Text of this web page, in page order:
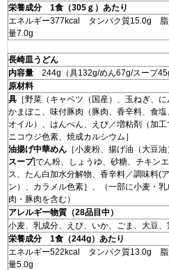
栄養成分 1食（305ｇ）あたり
エネルギー377kcal タンパク質15.0g
量7.0g
長崎皿うどん
内容量 244g（具132g/めん67g/スープ
原材料
具 ［野菜（キャベツ（国産）、玉ねぎ、
かまぼこ、味付豚肉（豚肉、香辛料、食
オイル）、はんぺん、えび／増粘剤（加
ニコウジ色素、焼成カルシウム］
油揚げ中華めん ［小麦粉、揚げ油（大豆油
スープ[でん粉、しょうゆ、砂糖、チキン
ス、たん白加水分解物、香辛料／調味料(
ン）、カラメル色素］、（一部に小麦・
肉・豚肉を含む）
アレルギー物質（28品目中）
小麦、乳成分、えび、いか、ごま、大豆、
栄養成分 1食（244g）あたり
エネルギー522kcal タンパク質13.0g
量5.0g